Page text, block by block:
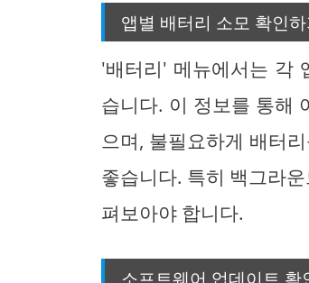
앱별 배터리 소모 확인하
'배터리' 메뉴에서는 각
습니다. 이 정보를 통해
으며, 불필요하게 배터
좋습니다. 특히 백그라
펴보아야 합니다.
소프트웨어 업데이트 확